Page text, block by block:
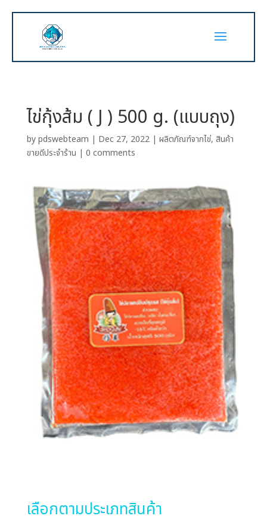
ไข่กุ้งส้ม ( J ) 500 g. (แบบถุง)
bypdswebteam | Dec 27, 2022| ผลิตภัณฑ์จากไข่, สินค้า
ขายดีประจำร้าน | 0 comments
เลือกตามประเภทสินค้า